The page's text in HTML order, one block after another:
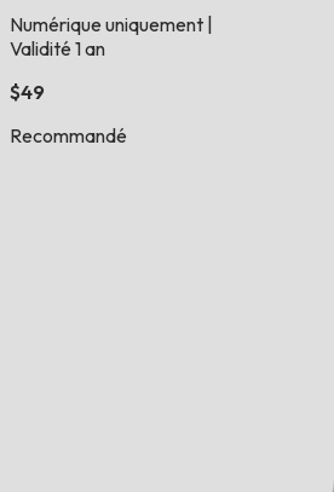
Numérique uniquement
Validité 1 an
$49
Recommandé